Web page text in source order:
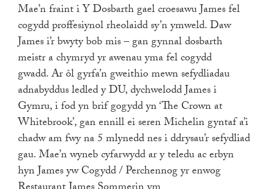
Mae’n fraint i Y Dosbarth gael croesawu James fel
cogydd proffesiynol rheolaidd sy’n ymweld. Daw
James i’r bwyty bob mis – gan gynnal dosbarth
meistr a chymryd yr awenau yma fel cogydd
gwadd. Ar ôl gyrfa’n gweithio mewn sefydliadau
adnabyddus ledled y DU, dychwelodd James i
Gymru, i fod yn brif gogydd yn ‘The Crown at
Whitebrook’, gan ennill ei seren Michelin gyntaf a’i
chadw am fwy na 5 mlynedd nes i ddrysau’r sefydliad
gau. Mae’n wyneb cyfarwydd ar y teledu ac erbyn
hyn James yw Cogydd / Perchennog yr enwog